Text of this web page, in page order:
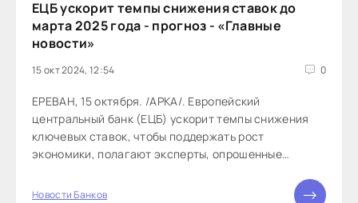
ЕЦБ ускорит темпы снижения ставок до
марта 2025 года - прогноз - «Главные
новости»
15 окт 2024, 12:54 0
ЕРЕВАН, 15 октября. /АРКА/. Европейский
центральный банк (ЕЦБ) ускорит темпы снижения
ключевых ставок, чтобы поддержать рост
экономики, полагают эксперты, опрошенные
Новости Банков